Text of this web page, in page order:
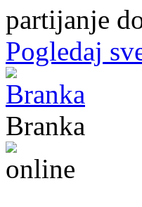
partijanje
Pogledaj
Branka